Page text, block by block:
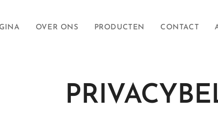
OVER ONS PRODUCTEN CONTACT